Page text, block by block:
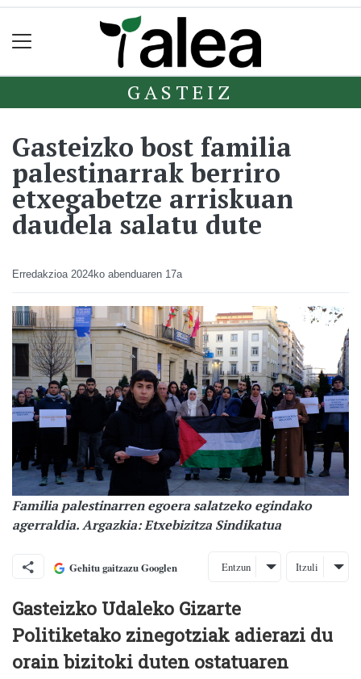
GASTEIZ
Gasteizko bost familia
palestinarrak berriro
etxegabetze arriskuan
daudela salatu dute
Erredakzioa 2024ko abenduaren 17a
Familia palestinarren egoera salatzeko egindako
agerraldia. Argazkia: Etxebizitza Sindikatua
Gehitu gaitzazu Googlen Entzun Itzuli
Gasteizko Udaleko Gizarte
Politiketako zinegotziak adierazi du
orain bizitoki duten ostatuaren